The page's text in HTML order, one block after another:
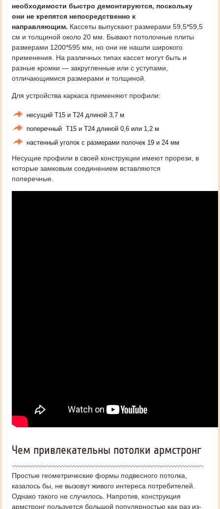
необходимости быстро демонтируются, поскольку
они не крепятся непосредственно к
направляющим. Кассеты выпускают размерами 59,5*59,5
см и толщиной около 20 мм. Бывают потолочные плиты
размерами 1200*595 мм, но они не нашли широкого
применения. На различных типах кассет могут быть и
разные кромки — закругленные или с уступами,
отличающимися размерами и толщиной.
Для устройства каркаса применяют профили:
несущий Т15 и Т24 длиной 3,7 м
поперечный Т15 и Т24 длиной 0,6 или 1,2 м
настенный уголок с размерами полочек 19 и 24 мм
Несущие профили в своей конструкции имеют прорези, в
которые замковым соединением вставляются
поперечные.
Чем привлекательны потолки армстронг
Простые геометрические формы подвесного потолка,
казалось бы, не вызовут живого интереса потребителей.
Однако такого не случилось. Напротив, конструкция
армстронг пользуется большой популярностью как раз из-